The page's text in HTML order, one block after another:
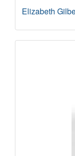
Elizabeth